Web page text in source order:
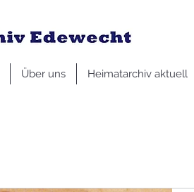
Über uns Heimatarchiv aktuell